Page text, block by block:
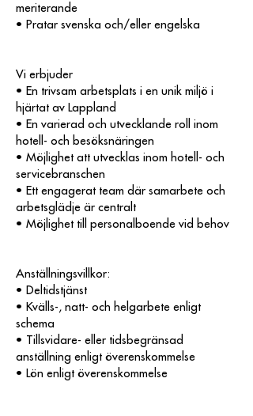
meriterande
• Pratar svenska och/eller engelska
Vi erbjuder
• En trivsam arbetsplats i en unik miljö i
hjärtat av Lappland
• En varierad och utvecklande roll inom
hotell- och besöksnäringen
• Möjlighet att utvecklas inom hotell- och
servicebranschen
• Ett engagerat team där samarbete och
arbetsglädje är centralt
• Möjlighet till personalboende vid behov
Anställningsvillkor:
• Deltidstjänst
• Kvälls-, natt- och helgarbete enligt
schema
• Tillsvidare- eller tidsbegränsad
anställning enligt överenskommelse
• Lön enligt överenskommelse